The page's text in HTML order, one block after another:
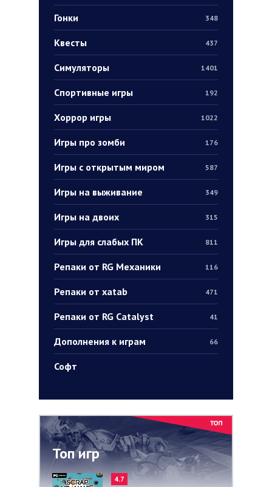
Гонки 348
Квесты 437
Симуляторы 1401
Спортивные игры 192
Хоррор игры 1022
Игры про зомби 176
Игры с открытым миром 587
Игры на выживание 349
Игры на двоих 315
Игры для слабых ПК 811
Репаки от RG Механики 116
Репаки от xatab 471
Репаки от RG Catalyst 41
Дополнения к играм 66
Софт
Топ игр
4.7